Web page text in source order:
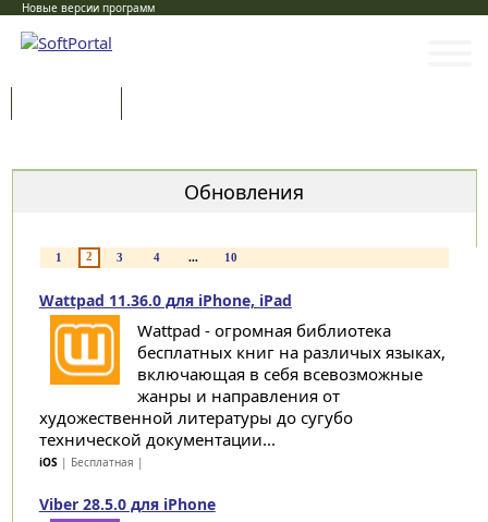
Новые версии программ
Обновления
1 2 3 4 ... 10
Wattpad 11.36.0 для iPhone, iPad
Wattpad - огромная библиотека
бесплатных книг на различых языках,
включающая в себя всевозможные
жанры и направления от
художественной литературы до сугубо
технической документации...
iOS | Бесплатная |
Viber 28.5.0 для iPhone